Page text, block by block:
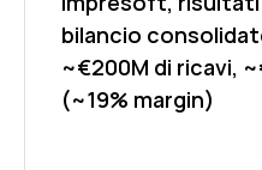
bilancio
~€200M di ricavi,
(~19% margin)